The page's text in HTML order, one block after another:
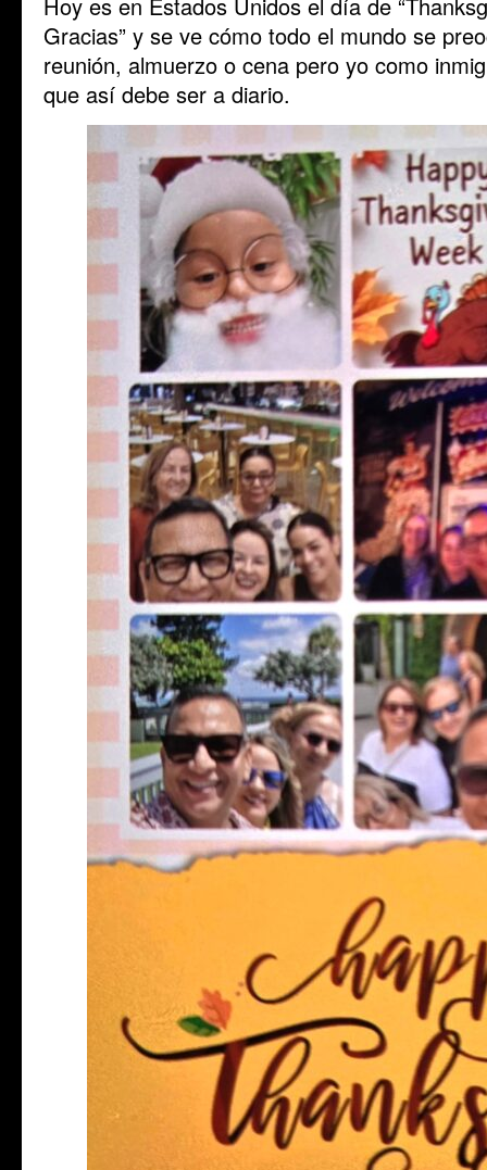
Gracias” y se ve cómo todo el mundo se
reunión, almuerzo o cena pero yo como
que así debe ser a diario.